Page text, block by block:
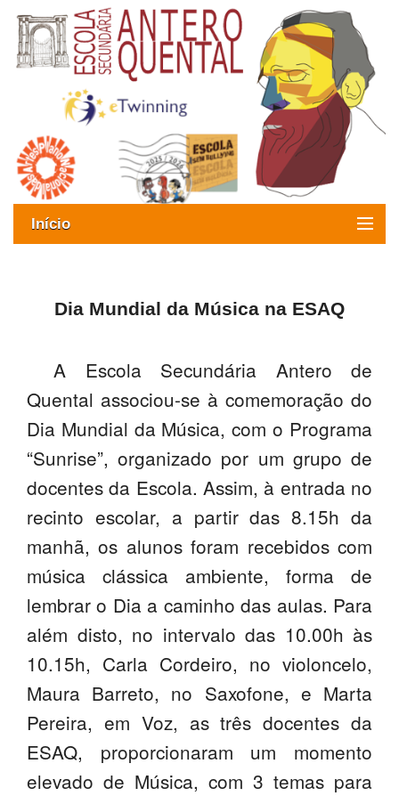
Início
Oferta formativa
ESAQ sem Bullying
Clubes Escolares
Matrículas
@parlamentodosjovens_esaq
@esaq.erasmus
@oficina.do.largo
@clube_robotica.esaq
ALUNOS
Dia Mundial da Música na ESAQ
A Escola Secundária Antero de
Quental associou-se à comemoração do
Dia Mundial da Música, com o Programa
“Sunrise”, organizado por um grupo de
docentes da Escola. Assim, à entrada no
recinto escolar, a partir das 8.15h da
manhã, os alunos foram recebidos com
música clássica ambiente, forma de
lembrar o Dia a caminho das aulas. Para
além disto, no intervalo das 10.00h às
10.15h, Carla Cordeiro, no violoncelo,
Maura Barreto, no Saxofone, e Marta
Pereira, em Voz, as três docentes da
ESAQ, proporcionaram um momento
elevado de Música, com 3 temas para